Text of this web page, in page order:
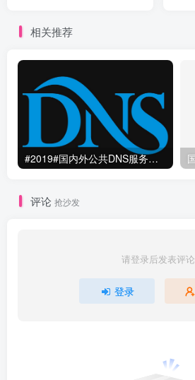
5G防御
相关推荐
#2019#国内外公共DNS服务整理汇总-更快更安全更稳定本地DNS解析服务
评论 抢沙发
请登录后发表评论
登录